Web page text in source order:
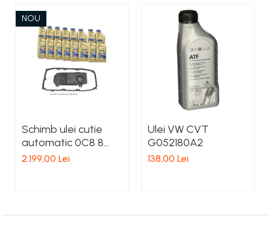
NOU
Schimb ulei cutie
automatic 0C8 8
trepte VW
2.199,00 Lei
Ulei VW CVT
G052180A2
138,00 Lei